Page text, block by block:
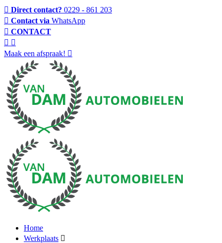
Direct contact? 0229 - 861 203
Contact via WhatsApp
CONTACT
Maak een afspraak!
Home
Werkplaats